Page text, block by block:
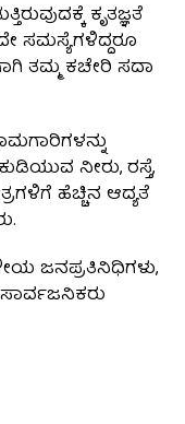
ಕೃತಜ್ಞತೆ
ಸಮಸ್ಯೆಗಳಿದ್ದರೂ
ತಮ್ಮ ಕಚೇರಿ ಸದಾ
ನೀರು, ರಸ್ತೆ,
ಹೆಚ್ಚಿನ ಆದ್ಯತೆ
ಜನಪ್ರತಿನಿಧಿಗಳು,